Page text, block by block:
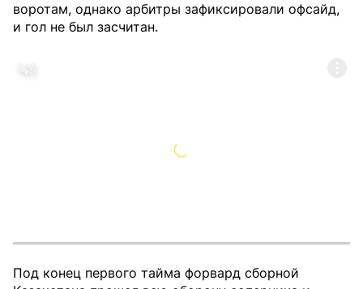
воротам, однако арбитры зафиксировали офсайд,
и гол не был засчитан.
Под конец первого тайма форвард сборной